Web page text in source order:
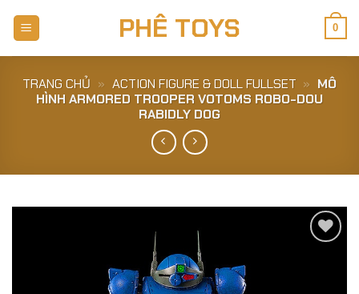
PHÊ TOYS 0
TRANG CHỦ » ACTION FIGURE & DOLL FULLSET » MÔ
HÌNH ARMORED TROOPER VOTOMS ROBO-DOU
RABIDLY DOG